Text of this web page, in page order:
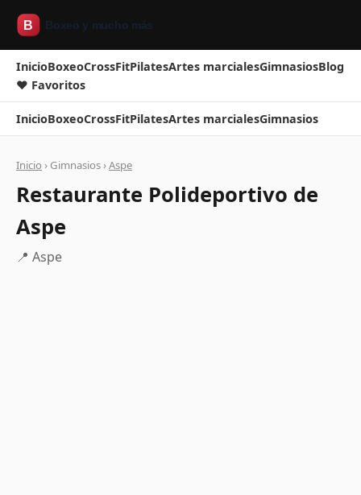
InicioBoxeoCrossFitPilatesArtes marcialesGimnasiosBlog
❤ Favoritos
InicioBoxeoCrossFitPilatesArtes marcialesGimnasios
Inicio › Gimnasios ›Aspe
Restaurante Polideportivo de
Aspe
📍 Aspe